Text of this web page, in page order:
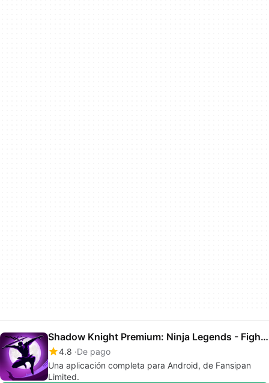
Shadow Knight Premium: Ninja Legends - Fight Now
4.8 De pago
Una aplicación completa para Android, de Fansipan
Limited.